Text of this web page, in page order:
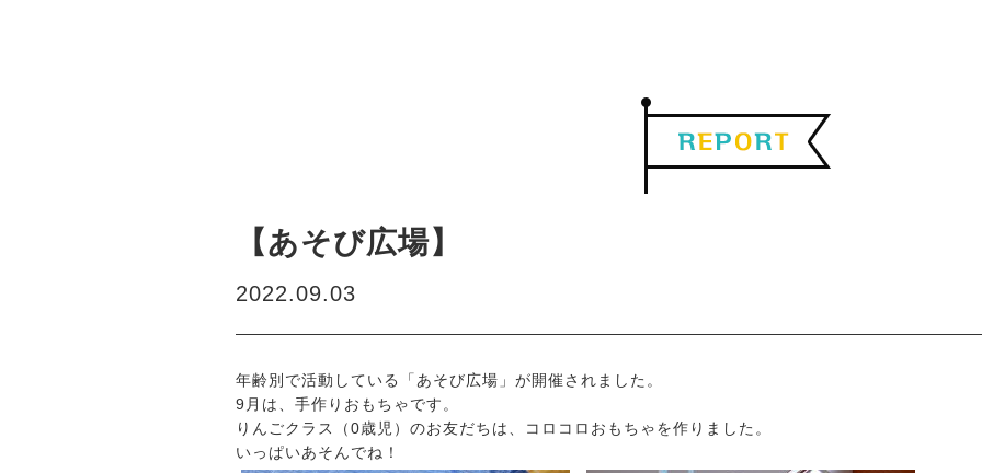
【あそび広場】
2022.09.03
年齢別で活動している「あそび広場」が開催されました。
9月は、手作りおもちゃです。
りんごクラス（0歳児）のお友だちは、コロコロおもちゃを作りました。
いっぱいあそんでね！